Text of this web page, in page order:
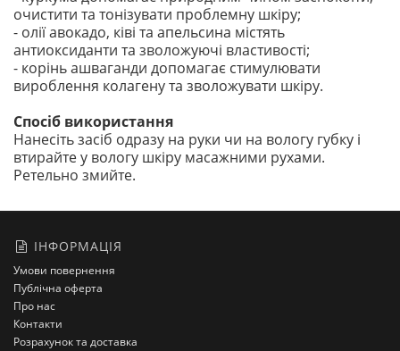
очистити та тонізувати проблемну шкіру;
- олії авокадо, ківі та апельсина містять
антиоксиданти та зволожуючі властивості;
- корінь ашваганди допомагає стимулювати
вироблення колагену та зволожувати шкіру.
Спосіб використання
Нанесіть засіб одразу на руки чи на вологу губку і
втирайте у вологу шкіру масажними рухами.
Ретельно змийте.
ІНФОРМАЦІЯ
Умови повернення
Публічна оферта
Про нас
Контакти
Розрахунок та доставка